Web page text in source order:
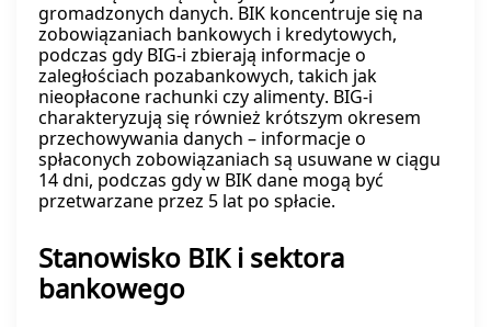
gromadzonych danych. BIK koncentruje się na
zobowiązaniach bankowych i kredytowych,
podczas gdy BIG-i zbierają informacje o
zaległościach pozabankowych, takich jak
nieopłacone rachunki czy alimenty. BIG-i
charakteryzują się również krótszym okresem
przechowywania danych – informacje o
spłaconych zobowiązaniach są usuwane w ciągu
14 dni, podczas gdy w BIK dane mogą być
przetwarzane przez 5 lat po spłacie.
Stanowisko BIK i sektora
bankowego